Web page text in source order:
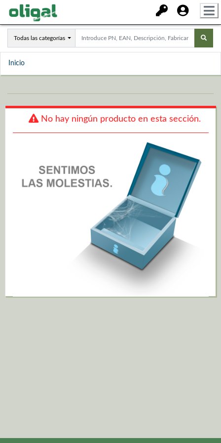
Todas las categorías
Inicio
No hay ningún producto en esta sección.